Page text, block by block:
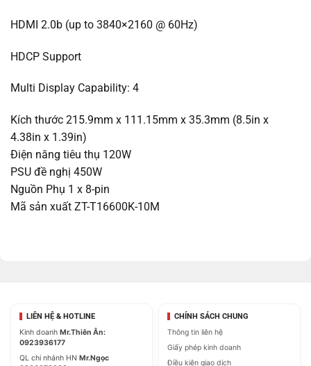
HDMI 2.0b (up to 3840×2160 @ 60Hz)
HDCP Support
Multi Display Capability: 4
Kích thước 215.9mm x 111.15mm x 35.3mm (8.5in x
4.38in x 1.39in)
Điện năng tiêu thụ 120W
PSU đề nghị 450W
Nguồn Phụ 1 x 8-pin
Mã sản xuất ZT-T16600K-10M
LIÊN HỆ & HOTLINE
Kinh doanh Mr.Thiên Ân:
0923936177
QL chi nhánh HN Mr.Ngọc
CHÍNH SÁCH CHUNG
Thông tin liên hệ
Giấy phép kinh doanh
Điều kiện giao dịch